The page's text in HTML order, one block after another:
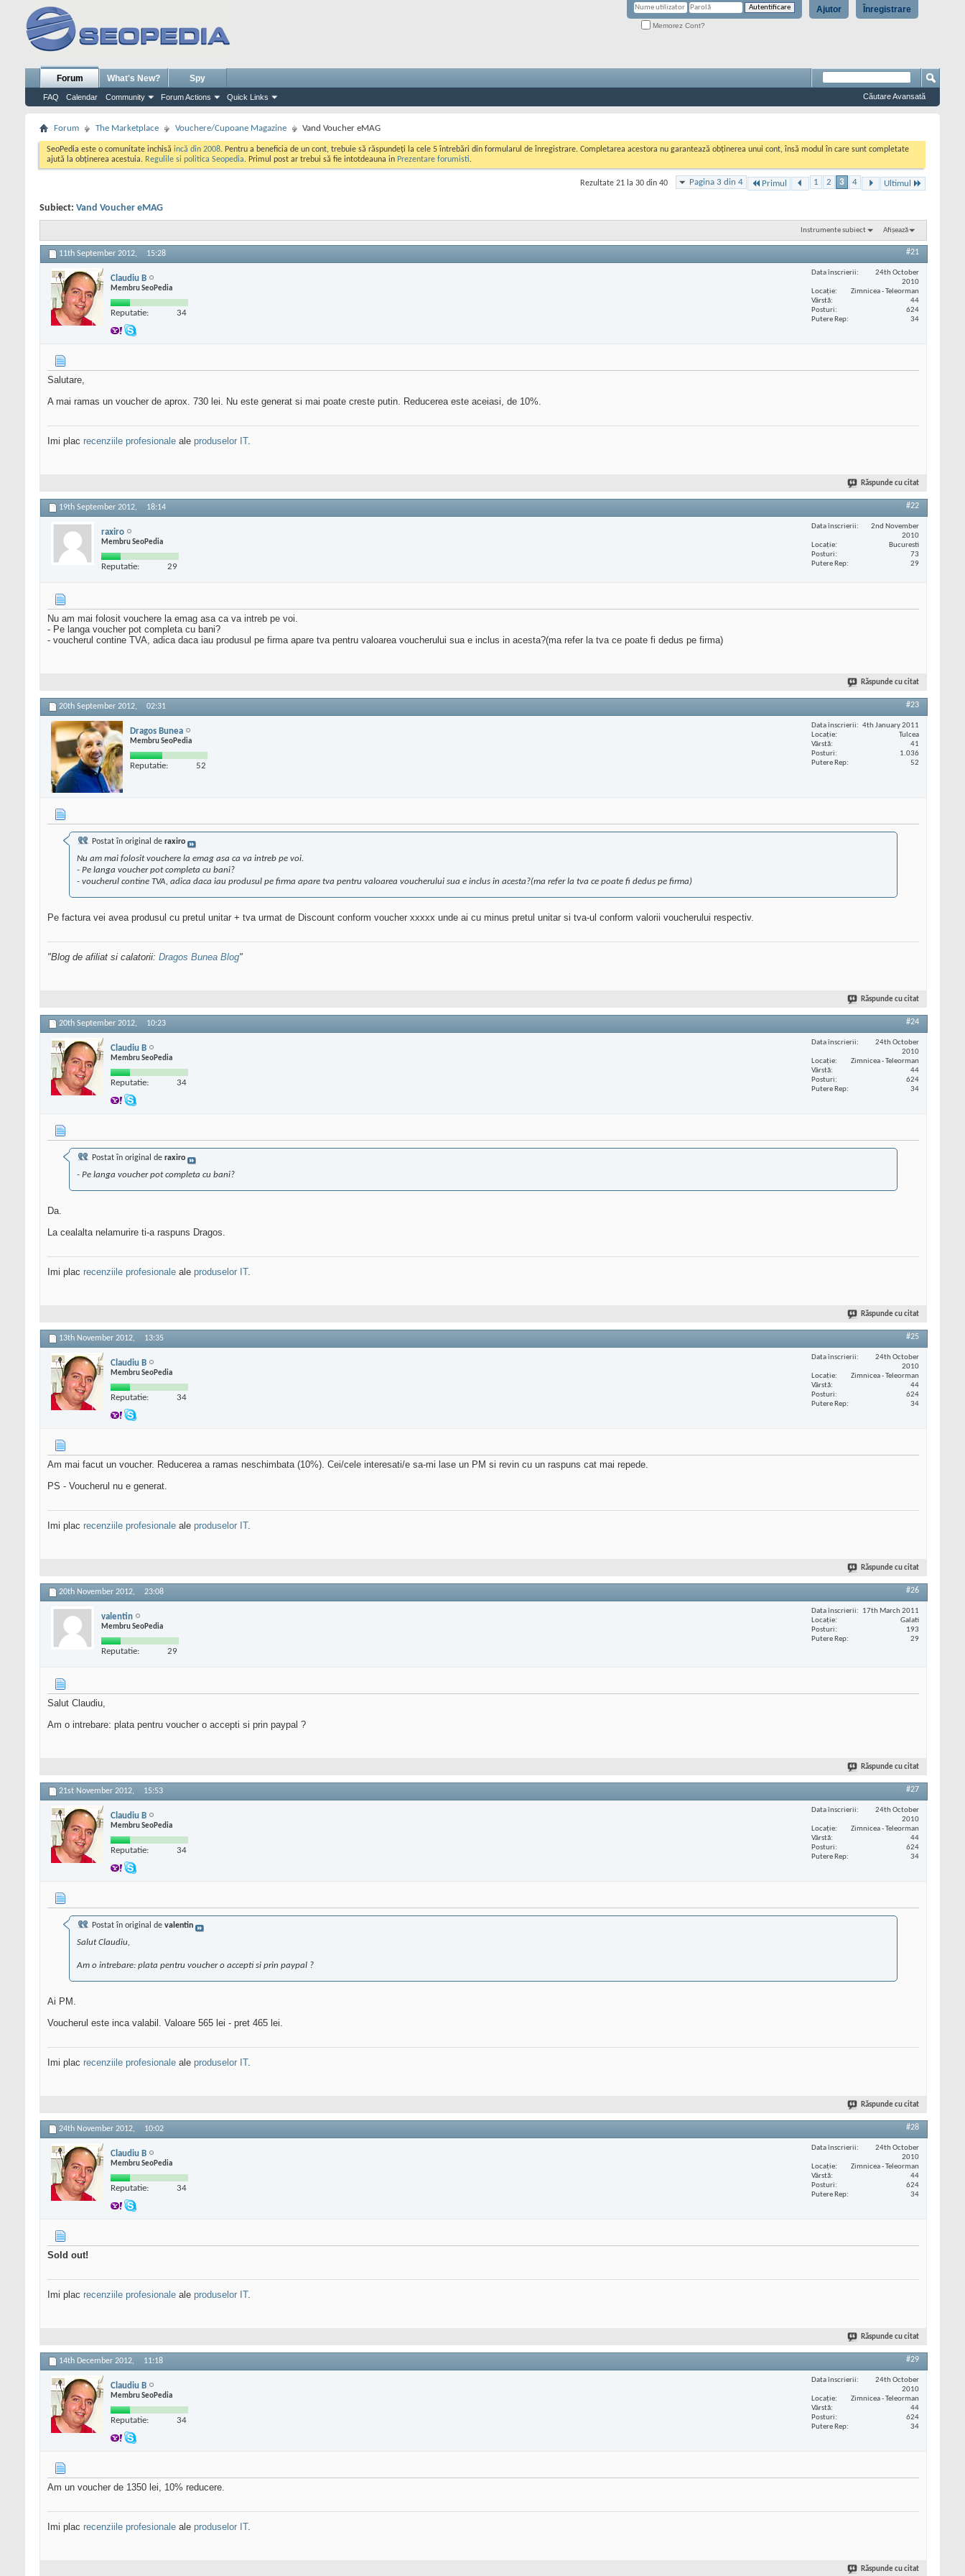
Înregistrare
Ajutor
Memorez Cont?
Forum
FAQ Calendar Community Forum Actions Quick Links
What's New? Spy
Căutare Avansată
Forum The Marketplace Vouchere/Cupoane Magazine Vand Voucher eMAG
SeoPedia este o comunitate inchisă incă din 2008. Pentru a beneficia de un cont, trebuie să răspundeți la cele 5 întrebări din formularul de înregistrare. Completarea acestora nu garantează obținerea unui cont, însă modul în care sunt completate
ajută la obținerea acestuia. Regulile si politica Seopedia. Primul post ar trebui să fie intotdeauna in Prezentare forumisti.
Pagina 3 din 4 Primul 1 2 3 4 Ultimul
Rezultate 21 la 30 din 40
Subiect: Vand Voucher eMAG
Instrumente subiect Afișează
11th September 2012, 15:28 #21
Claudiu B
Membru SeoPedia
Reputatie: 34
Data înscrierii
24th October
2010
Locaţie
Zimnicea - Teleorman
Vârstă
44
Posturi
624
Putere Rep
34
Salutare,
A mai ramas un voucher de aprox. 730 lei. Nu este generat si mai poate creste putin. Reducerea este aceiasi, de 10%.
Imi plac recenziile profesionale ale produselor IT.
Răspunde cu citat
19th September 2012, 18:14 #22
raxiro
Membru SeoPedia
Reputatie: 29
Data înscrierii
2nd November
2010
Locaţie
Bucuresti
Posturi
73
Putere Rep
29
Nu am mai folosit vouchere la emag asa ca va intreb pe voi.
- Pe langa voucher pot completa cu bani?
- voucherul contine TVA, adica daca iau produsul pe firma apare tva pentru valoarea voucherului sua e inclus in acesta?(ma refer la tva ce poate fi dedus pe firma)
Răspunde cu citat
20th September 2012, 02:31 #23
Dragos Bunea
Membru SeoPedia
Reputatie: 52
Data înscrierii
4th January 2011
Locaţie
Tulcea
Vârstă
41
Posturi
1.036
Putere Rep
52
Postat în original de raxiro
Nu am mai folosit vouchere la emag asa ca va intreb pe voi.
- Pe langa voucher pot completa cu bani?
- voucherul contine TVA, adica daca iau produsul pe firma apare tva pentru valoarea voucherului sua e inclus in acesta?(ma refer la tva ce poate fi dedus pe firma)
Pe factura vei avea produsul cu pretul unitar + tva urmat de Discount conform voucher xxxxx unde ai cu minus pretul unitar si tva-ul conform valorii voucherului respectiv.
"Blog de afiliat si calatorii: Dragos Bunea Blog"
Răspunde cu citat
20th September 2012, 10:23 #24
Claudiu B
Membru SeoPedia
Reputatie: 34
Data înscrierii
24th October
2010
Locaţie
Zimnicea - Teleorman
Vârstă
44
Posturi
624
Putere Rep
34
Postat în original de raxiro
- Pe langa voucher pot completa cu bani?
Da.
La cealalta nelamurire ti-a raspuns Dragos.
Imi plac recenziile profesionale ale produselor IT.
Răspunde cu citat
13th November 2012, 13:35 #25
Claudiu B
Membru SeoPedia
Reputatie: 34
Data înscrierii
24th October
2010
Locaţie
Zimnicea - Teleorman
Vârstă
44
Posturi
624
Putere Rep
34
Am mai facut un voucher. Reducerea a ramas neschimbata (10%). Cei/cele interesati/e sa-mi lase un PM si revin cu un raspuns cat mai repede.
PS - Voucherul nu e generat.
Imi plac recenziile profesionale ale produselor IT.
Răspunde cu citat
20th November 2012, 23:08 #26
valentin
Membru SeoPedia
Reputatie: 29
Data înscrierii
17th March 2011
Locaţie
Galati
Posturi
193
Putere Rep
29
Salut Claudiu,
Am o intrebare: plata pentru voucher o accepti si prin paypal ?
Răspunde cu citat
21st November 2012, 15:53 #27
Claudiu B
Membru SeoPedia
Reputatie: 34
Data înscrierii
24th October
2010
Locaţie
Zimnicea - Teleorman
Vârstă
44
Posturi
624
Putere Rep
34
Postat în original de valentin
Salut Claudiu,
Am o intrebare: plata pentru voucher o accepti si prin paypal ?
Ai PM.
Voucherul este inca valabil. Valoare 565 lei - pret 465 lei.
Imi plac recenziile profesionale ale produselor IT.
Răspunde cu citat
24th November 2012, 10:02 #28
Claudiu B
Membru SeoPedia
Reputatie: 34
Data înscrierii
24th October
2010
Locaţie
Zimnicea - Teleorman
Vârstă
44
Posturi
624
Putere Rep
34
Sold out!
Imi plac recenziile profesionale ale produselor IT.
Răspunde cu citat
14th December 2012, 11:18 #29
Claudiu B
Membru SeoPedia
Reputatie: 34
Data înscrierii
24th October
2010
Locaţie
Zimnicea - Teleorman
Vârstă
44
Posturi
624
Putere Rep
34
Am un voucher de 1350 lei, 10% reducere.
Imi plac recenziile profesionale ale produselor IT.
Răspunde cu citat